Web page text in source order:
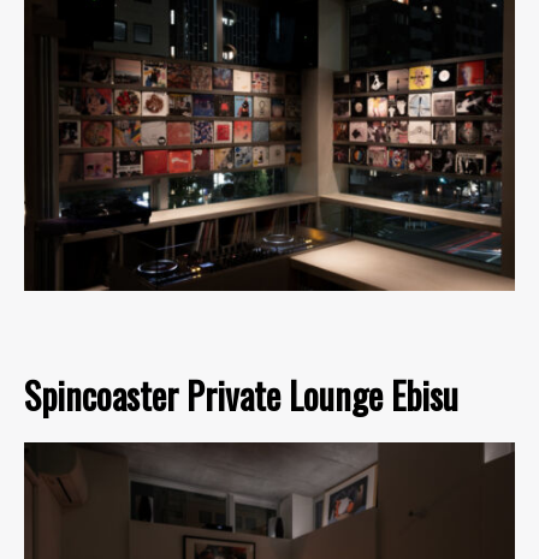
Spincoaster Private Lounge Ebisu